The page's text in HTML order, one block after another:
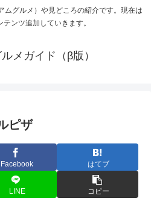
ムグルメ）や見どころの紹介です。現在は
ンツ追加していきます。
メガイド（β版）
ピザ
Facebook はてブ
LINE コピー